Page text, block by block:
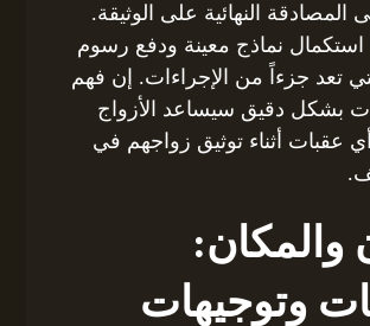
النهائية على الوثيقة.
استكمال نماذج معينة ودفع رسوم
تعد جزءاً من الإجراءات. إن فهم
بشكل دقيق سيساعد الأزواج
عقبات أثناء توثيق زواجهم في
والمكان:
وتوجيهات